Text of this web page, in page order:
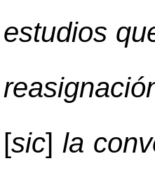
estudios
[sic] la